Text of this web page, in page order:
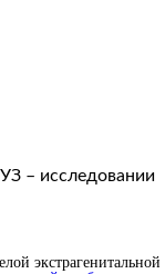
– исследовании
экстрагенитальной